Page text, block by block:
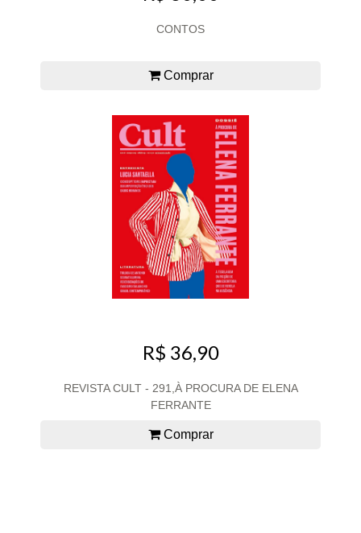
CONTOS
Comprar
R$ 36,90
REVISTA CULT - 291,À PROCURA DE ELENA
FERRANTE
Comprar